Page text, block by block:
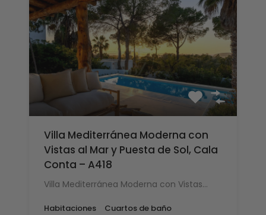
Villa Mediterránea Moderna con
Vistas al Mar y Puesta de Sol, Cala
Conta – A418
Villa Mediterránea Moderna con Vistas…
Habitaciones
Cuartos de baño